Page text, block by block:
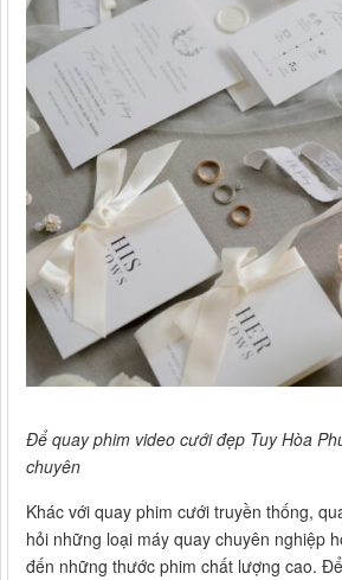
Để quay phim video cưới đẹp Tuy Hòa
chuyên
Khác với quay phim cưới truyền thống,
hỏi những loại máy quay chuyên nghiệp
đến những thước phim chất lượng cao.